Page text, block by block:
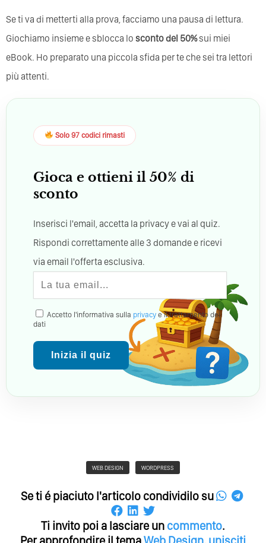
Se ti va di metterti alla prova, facciamo una pausa di lettura.
Giochiamo insieme e sblocca lo sconto del 50%sui miei
eBook. Ho preparato una piccola sfida per te che sei tra lettori
più attenti.
Solo 97 codici rimasti
Gioca e ottieni il 50% di
sconto
Inserisci l'email, accetta la privacy e vai al quiz.
Rispondi correttamente alle 3 domande e ricevi
via email l'offerta esclusiva.
Accetto l'informativa sulla privacy e il trattamento dei
dati
Inizia il quiz
WEB DESIGN WORDPRESS
Se ti é piaciuto l'articolo condividilo su
Ti invito poi a lasciare un commento.